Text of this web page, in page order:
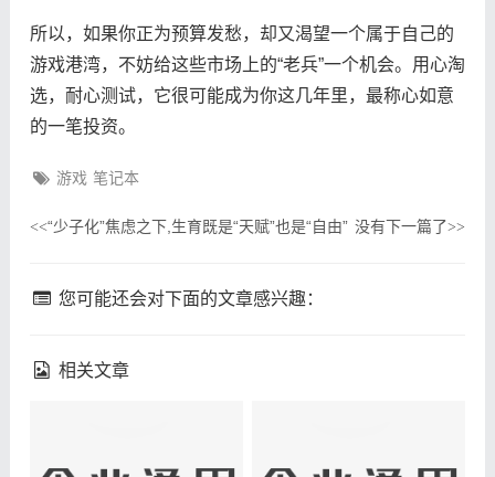
所以，如果你正为预算发愁，却又渴望一个属于自己的
游戏港湾，不妨给这些市场上的“老兵”一个机会。用心淘
选，耐心测试，它很可能成为你这几年里，最称心如意
的一笔投资。
游戏 笔记本
<<“少子化”焦虑之下,生育既是“天赋”也是“自由” 没有下一篇了>>
您可能还会对下面的文章感兴趣：
相关文章